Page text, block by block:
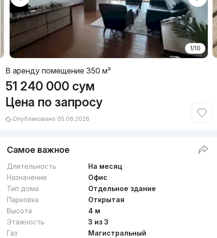
1/10
В аренду помещение 350 м²
51 240 000 сум
Цена по запросу
Опубликовано 05.06.2026
Самое важное
Длительность
На месяц
Назначение
Офис
Тип дома
Отдельное здание
Парковка
Открытая
Высота
4 м
Этажность
3 из 3
Газ
Магистральный